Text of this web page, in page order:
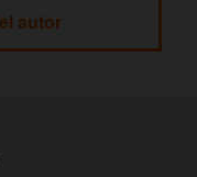
autor